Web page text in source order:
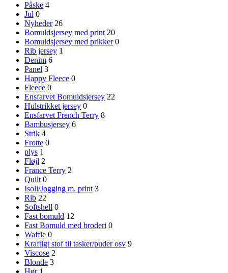
Påske 4
Jul 0
Nyheder 26
Bomuldsjersey med print 20
Bomuldsjersey med prikker 0
Rib jersey 1
Denim 6
Panel 3
Happy Fleece 0
Fleece 0
Ensfarvet Bomuldsjersey 22
Hulstrikket jersey 0
Ensfarvet French Terry 8
Bambusjersey 6
Strik 4
Frotte 0
plys 1
Fløjl 2
France Terry 2
Quilt 0
Isoli/Jogging m. print 3
Rib 22
Softshell 0
Fast bomuld 12
Fast Bomuld med broderi 0
Waffle 0
Kraftigt stof til tasker/puder osv 9
Viscose 2
Blonde 3